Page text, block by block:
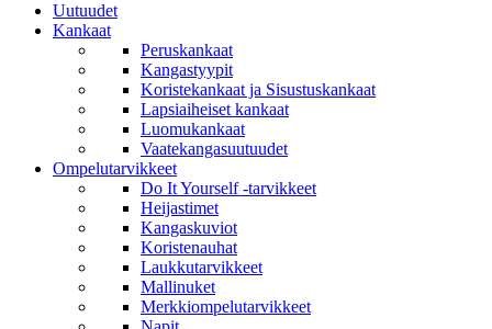
Uutuudet
Kankaat
Peruskankaat
Kangastyypit
Koristekankaat ja Sisustuskankaat
Lapsiaiheiset kankaat
Luomukankaat
Vaatekangasuutuudet
Ompelutarvikkeet
Do It Yourself -tarvikkeet
Heijastimet
Kangaskuviot
Koristenauhat
Laukkutarvikkeet
Mallinuket
Merkkiompelutarvikkeet